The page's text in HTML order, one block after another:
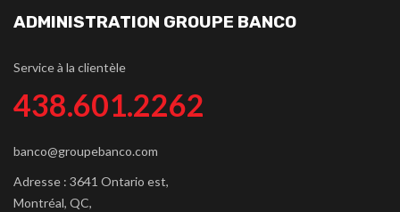
ADMINISTRATION GROUPE BANCO
Service à la clientèle
438.601.2262
banco@groupebanco.com
Adresse : 3641 Ontario est,
Montréal, QC,